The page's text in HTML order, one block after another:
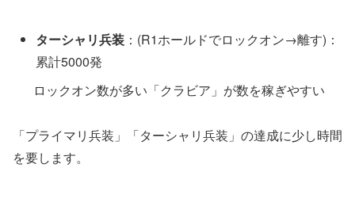
ターシャリ兵装 ：(R1ホールドでロックオン→離す)：
累計5000発
ロックオン数が多い「クラビア」が数を稼ぎやすい
「プライマリ兵装」「ターシャリ兵装」の達成に少し時間
を要します。